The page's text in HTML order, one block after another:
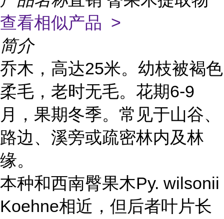
查看相似产品 >
简介
乔木，高达25米。幼枝被褐色
柔毛，老时无毛。花期6-9
月，果期冬季。常见于山谷、
路边、溪旁或疏密林内及林
缘。
本种和西南臀果木Py. wilsonii
Koehne相近，但后者叶片长